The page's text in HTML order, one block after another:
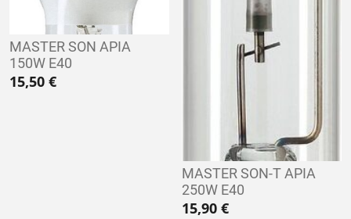
MASTER SON APIA
150W E40
15,50 €
MASTER SON-T APIA
250W E40
15,90€